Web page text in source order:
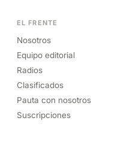
EL FRENTE
Nosotros
Equipo editorial
Radios
Clasificados
Pauta con nosotros
Suscripciones